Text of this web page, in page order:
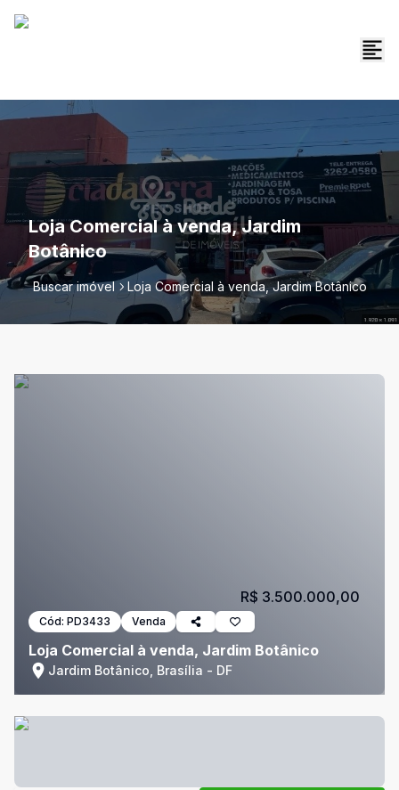
Loja Comercial à venda, Jardim
Botânico
Buscar imóvel Loja Comercial à venda, Jardim Botânico
Cód: PD3433 Venda
Loja Comercial à venda, Jardim Botânico
Jardim Botânico, Brasília - DF
R$ 3.500.000,00